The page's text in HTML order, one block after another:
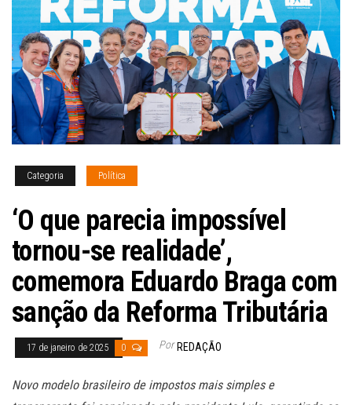
Categoria Política
‘O que parecia impossível
tornou-se realidade’,
comemora Eduardo Braga com
sanção da Reforma Tributária
17 de janeiro de 2025 0 Por REDAÇÃO
Novo modelo brasileiro de impostos mais simples e